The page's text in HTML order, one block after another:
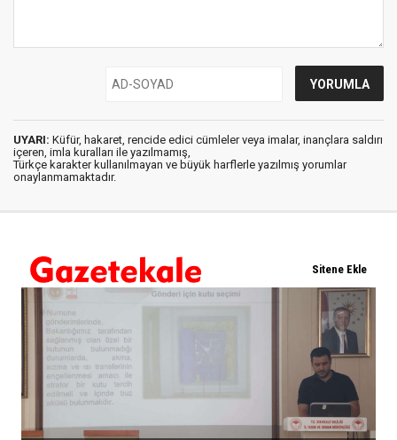
UYARI: Küfür, hakaret, rencide edici cümleler veya imalar, inançlara saldırı
içeren, imla kuralları ile yazılmamış,
Türkçe karakter kullanılmayan ve büyük harflerle yazılmış yorumlar
onaylanmamaktadır.